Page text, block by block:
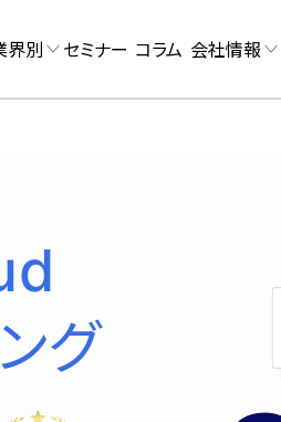
界別 セミナー コラム 会社情報
グ